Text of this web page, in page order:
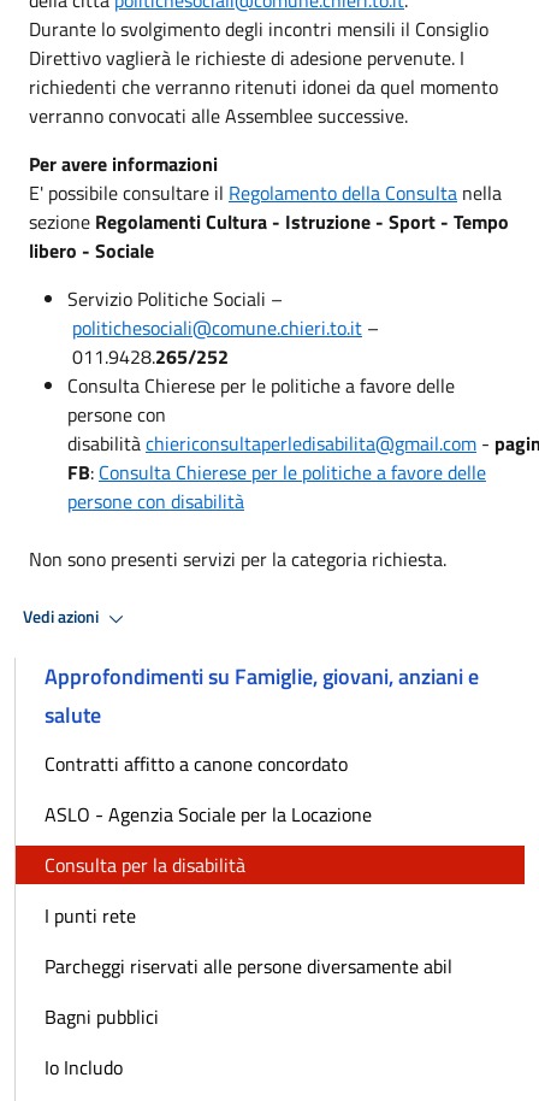
Durante lo svolgimento degli incontri mensili il Consiglio
Direttivo vaglierà le richieste di adesione pervenute. I
richiedenti che verranno ritenuti idonei da quel momento
verranno convocati alle Assemblee successive.
Per avere informazioni
E' possibile consultare il Regolamento della Consulta nella
sezione Regolamenti Cultura - Istruzione - Sport - Tempo
libero - Sociale
Servizio Politiche Sociali –
politichesociali@comune.chieri.to.it –
011.9428.265/252
Consulta Chierese per le politiche a favore delle
persone con
disabilitàchiericonsultaperledisabilita@gmail.com -
FB: Consulta Chierese per le politiche a favore delle
persone con disabilità
Non sono presenti servizi per la categoria richiesta.
Vedi azioni
Approfondimenti su Famiglie, giovani, anziani e
salute
Contratti affitto a canone concordato
ASLO - Agenzia Sociale per la Locazione
Consulta per la disabilità
I punti rete
Parcheggi riservati alle persone diversamente abil
Bagni pubblici
Io Includo